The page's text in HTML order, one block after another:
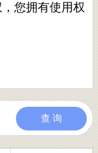
您拥有使用权
查 询